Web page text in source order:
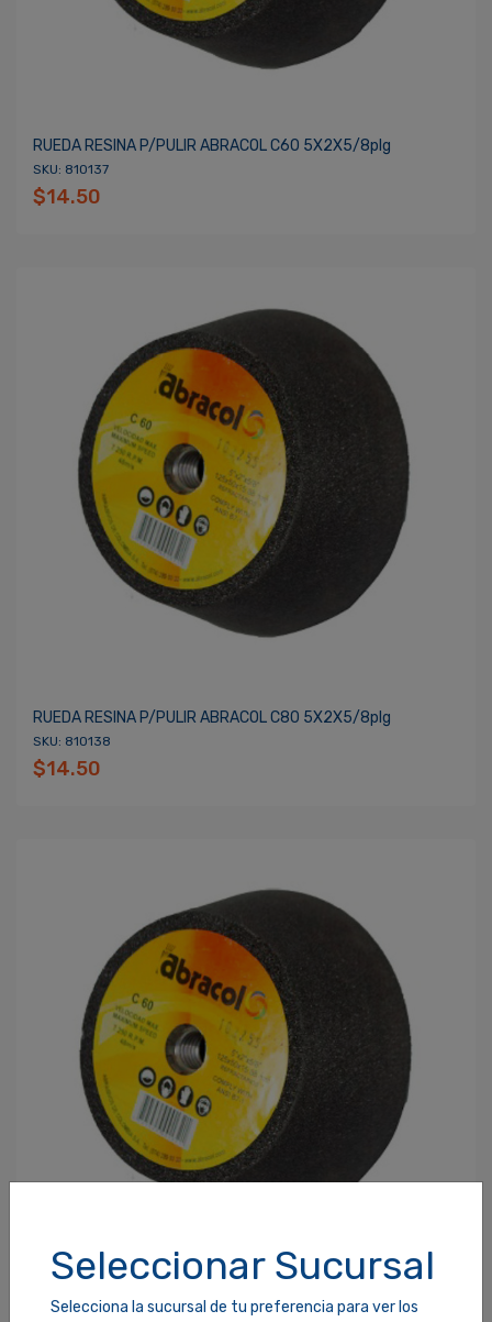
Seleccionar Sucursal
Selecciona la sucursal de tu preferencia para ver los
RUEDA RESINA P/PULIR ABRACOL C60 5X2X5/8plg
SKU: 810137
$14.50
RUEDA RESINA P/PULIR ABRACOL C80 5X2X5/8plg
SKU: 810138
$14.50
RUEDA RESINA P/PULIR ABRACOL C100 5X2X5/8plg
SKU: 810139